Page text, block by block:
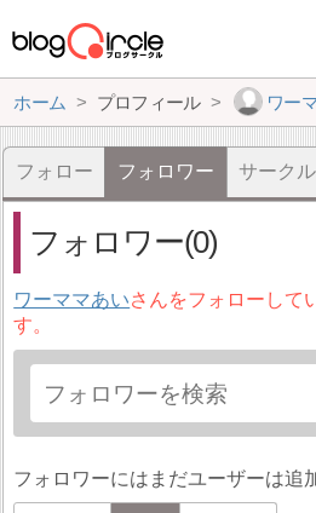
ホーム プロフィール ワー
フォロー フォロワー サークル
フォロワー(0)
ワーママあいさんをフォローして
す。
フォロワーにはまだユーザーは追